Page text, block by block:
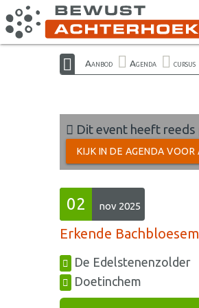
Aanbod Agenda cursus
Dit event heeft reeds
KIJK IN DE AGENDA
02 nov 2025
Erkende
De Edelstenenzolder
Doetinchem